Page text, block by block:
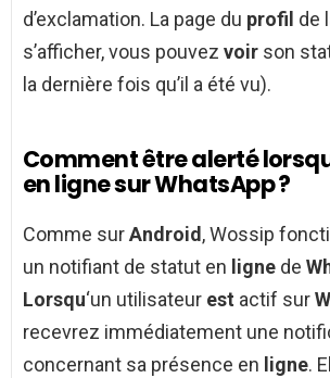
d’exclamation. La page du profil de
s’afficher, vous pouvez voir son
la dernière fois qu’il a été vu).
Comment être alerté
en ligne sur WhatsApp ?
Comme surAndroid , Wossip
un notifiant de statut en ligne de
Lorsqu‘un utilisateur est actif sur
recevrez immédiatement une
concernant sa présence en ligne.